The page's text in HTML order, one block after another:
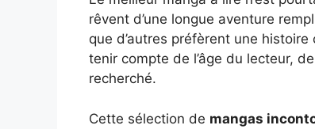
rêvent d’une longue aventure
que d’autres préfèrent une
tenir compte de l’âge du lecteur,
recherché.
Cette sélection de mangas